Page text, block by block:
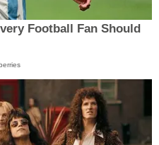
Football Fan Should